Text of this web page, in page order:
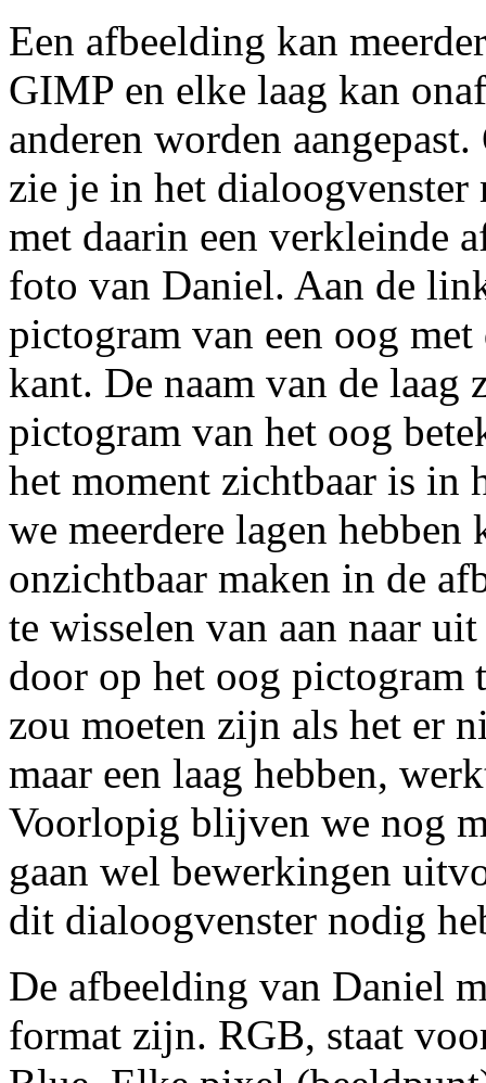
Een afbeelding kan
GIMP en elke laag kan
anderen worden
zie je in het dialoogvenster
met daarin een verkleinde
foto van Daniel. Aan de
pictogram van een oog met
kant. De naam van de
pictogram van het oog
het moment zichtbaar is in
we meerdere lagen
onzichtbaar maken in de
te wisselen van aan naar
door op het oog
zou moeten zijn als het er
maar een laag hebben,
Voorlopig blijven we nog
gaan wel bewerkingen
dit dialoogvenster nodig
De afbeelding van Daniel
format zijn. RGB, staat